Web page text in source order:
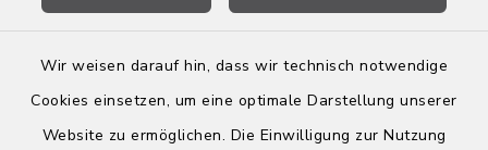
Wir weisen darauf hin, dass wir technisch notwendige
Cookies einsetzen, um eine optimale Darstellung unserer
Website zu ermöglichen. Die Einwilligung zur Nutzung
Kontakt